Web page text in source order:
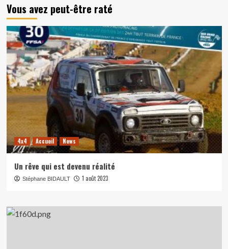
Vous avez peut-être raté
4x4 Accueil News
Un rêve qui est devenu réalité
Stéphane BIDAULT 1 août 2023